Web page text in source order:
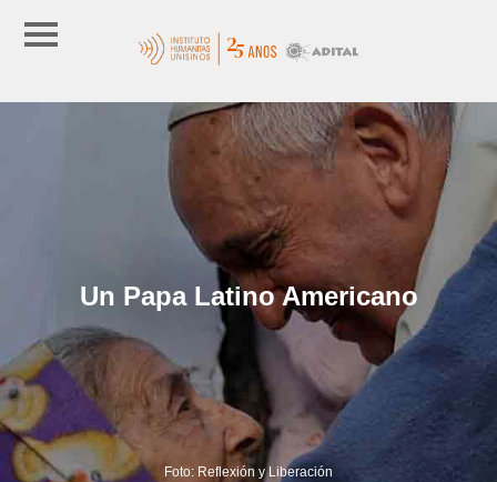
Un Papa Latino Americano
Foto: Reflexión y Liberación